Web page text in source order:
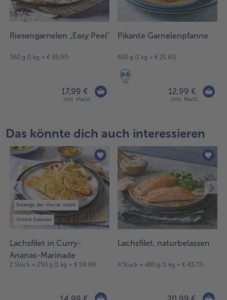
Riesengarnelen „Easy Peel"
360 g (1 kg = € 49,97)
17,99 €
inkl. MwSt.
Pikante Garnelenpfanne
600 g (1 kg = € 21,65)
12,99 €
inkl. MwSt.
Das könnte dich auch interessieren
Solange der Vorrat reicht
Online Exklusiv
Lachsfilet in Curry-
Ananas-Marinade
2 Stück = 250 g (1 kg = € 59,96)
Lachsfilet, naturbelassen
4 Stück = 480 g (1 kg = € 43,73)